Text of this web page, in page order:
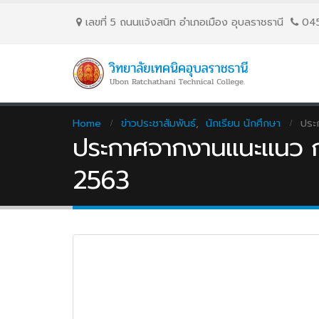
เลขที่ 5 ถนนเเจ้งสนิท อำเภอเมือง อุบลราชธานี
Home ข่าวประชาสัมพันธ์, นักเรียน นักศึกษา ปร
ประกาศจากงานแนะแน
2563